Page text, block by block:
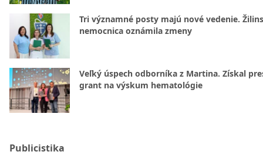
Tri významné posty majú nové vedenie.
nemocnica oznámila zmeny
Veľký úspech odborníka z Martina. Získal
grant na výskum hematológie
Publicistika